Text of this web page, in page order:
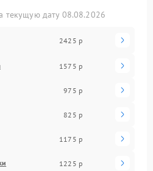
текущую дату 08.08.2026
2425 р
1575 р
975 р
825 р
1175 р
1225 р